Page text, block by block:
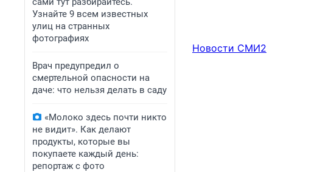
Узнайте 9 всем известных
улиц на странных
фотографиях
Врач предупредил о
смертельной опасности на
даче: что нельзя делать в саду
«Молоко здесь почти никто
не видит». Как делают
продукты, которые вы
покупаете каждый день:
репортаж с фото
Новости СМИ2